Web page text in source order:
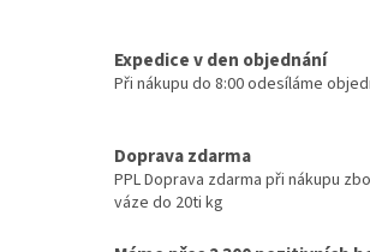
Expedice v den objednání
Při nákupu do 8:00 odesíláme
Doprava zdarma
PPL Doprava zdarma při nákupu
váze do 20ti kg